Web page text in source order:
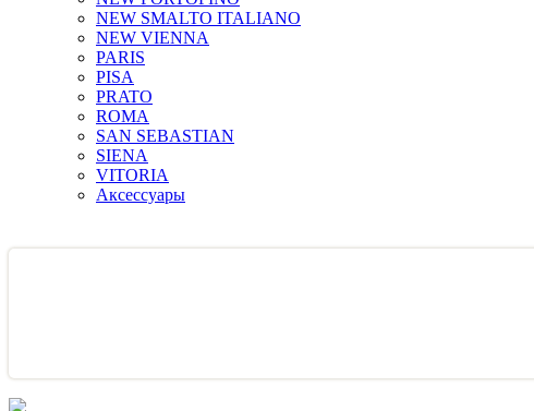
NEW SMALTO ITALIANO
NEW VIENNA
PARIS
PISA
PRATO
ROMA
SAN SEBASTIAN
SIENA
VITORIA
Аксессуары